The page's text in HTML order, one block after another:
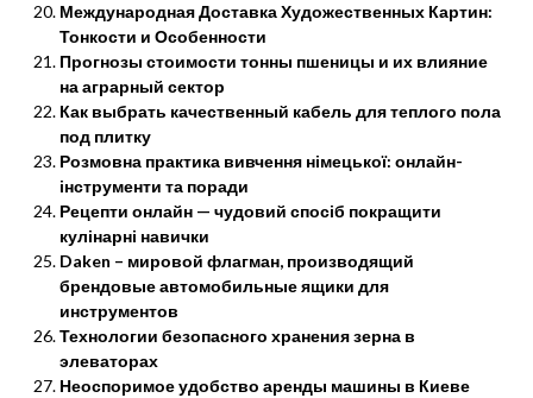
Международная Доставка Художественных Картин:
Тонкости и Особенности
Прогнозы стоимости тонны пшеницы и их влияние
на аграрный сектор
Как выбрать качественный кабель для теплого пола
под плитку
Розмовна практика вивчення німецької: онлайн-
інструменти та поради
Рецепти онлайн — чудовий спосіб покращити
кулінарні навички
Daken – мировой флагман, производящий
брендовые автомобильные ящики для
инструментов
Технологии безопасного хранения зерна в
элеваторах
Неоспоримое удобство аренды машины в Киеве